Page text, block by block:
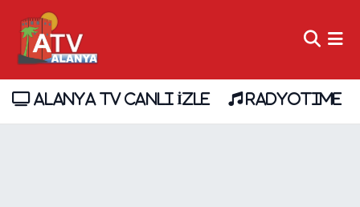
ALANYA TV CANLI İZLE RADYOTIME